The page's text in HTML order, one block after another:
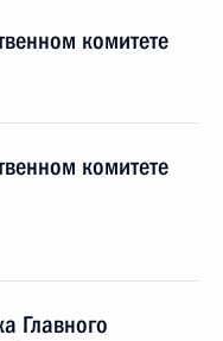
комитете
комитете
Главного